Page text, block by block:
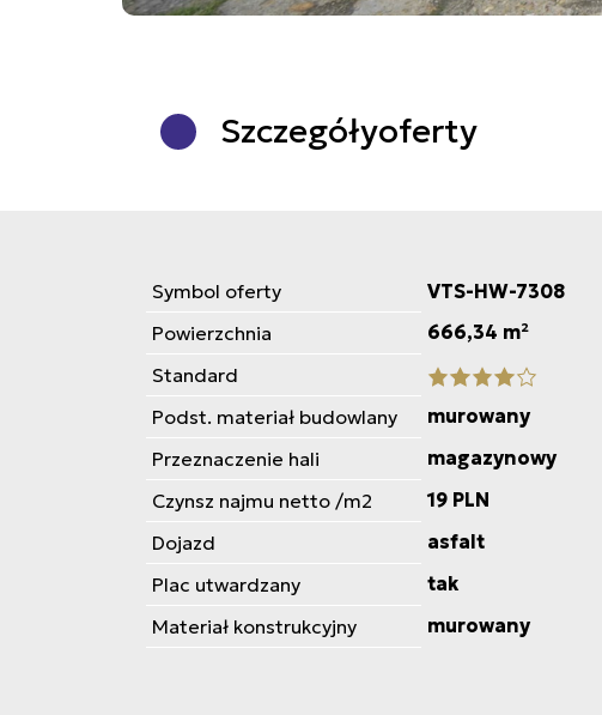
Szczegółyoferty
Symbol oferty
VTS-HW-7308
Powierzchnia
666,34 m²
Standard
Podst. materiał budowlany
murowany
Przeznaczenie hali
magazynowy
Czynsz najmu netto /m2
19 PLN
Dojazd
asfalt
Plac utwardzany
tak
Materiał konstrukcyjny
murowany